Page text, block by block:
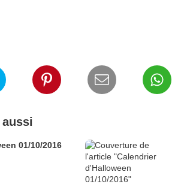
aussi
01/10/2016